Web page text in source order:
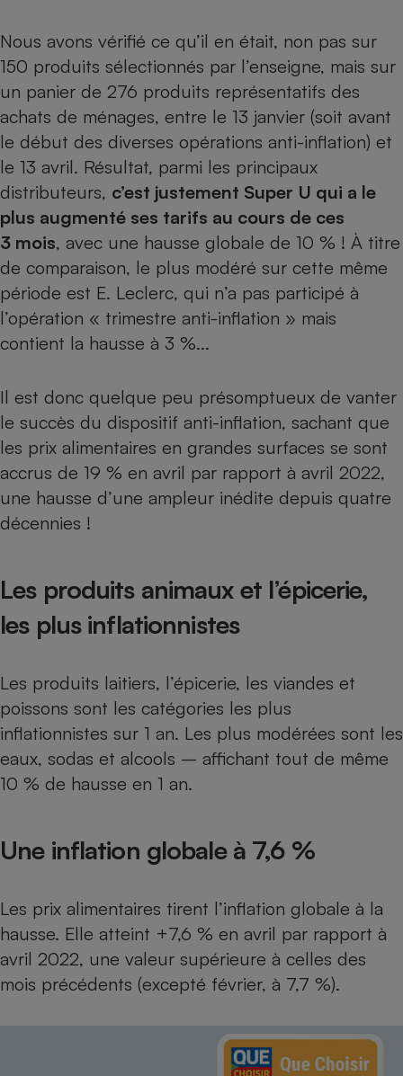
Nous avons vérifié ce qu’il en était, non pas sur
150 produits sélectionnés par l’enseigne, mais sur
un panier de 276 produits représentatifs des
achats de ménages, entre le 13 janvier (soit avant
le début des diverses opérations anti-inflation) et
le 13 avril. Résultat, parmi les principaux
distributeurs, c’est justement Super U qui a le
plus augmenté ses tarifs au cours de ces
3 mois, avec une hausse globale de 10 % ! À titre
de comparaison, le plus modéré sur cette même
période est E. Leclerc, qui n’a pas participé à
l’opération « trimestre anti-inflation » mais
contient la hausse à 3 %...
Il est donc quelque peu présomptueux de vanter
le succès du dispositif anti-inflation, sachant que
les prix alimentaires en grandes surfaces se sont
accrus de 19 % en avril par rapport à avril 2022,
une hausse d’une ampleur inédite depuis quatre
décennies !
Les produits animaux et l’épicerie,
les plus inflationnistes
Les produits laitiers, l’épicerie, les viandes et
poissons sont les catégories les plus
inflationnistes sur 1 an. Les plus modérées sont les
eaux, sodas et alcools – affichant tout de même
10 % de hausse en 1 an.
Une inflation globale à 7,6 %
Les prix alimentaires tirent l’inflation globale à la
hausse. Elle atteint +7,6 % en avril par rapport à
avril 2022, une valeur supérieure à celles des
mois précédents (excepté février, à 7,7 %).
Robot ménager